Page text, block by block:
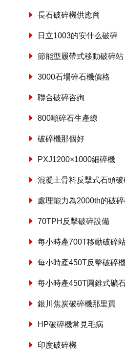
長石破碎機供應商
日立1003的安什么破碎
節能型履帶式移動破碎站
3000石場碎石機價格
聯合破碎咨詢
800噸碎石生產線
破碎機那個好
PXJ1200×1000細碎機
混凝土骨料反擊式石頭
處理能力為2000th的破
70TPH反擊破碎設備
每小時產700T移動破碎
每小時產450T反擊破碎
每小時產450T圓錐式礦
銀川焦炭破碎機那里買
HP破碎機常見毛病
印度破碎機